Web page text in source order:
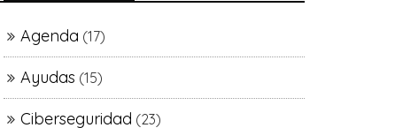
Agenda (17)
Ayudas (15)
Ciberseguridad (23)